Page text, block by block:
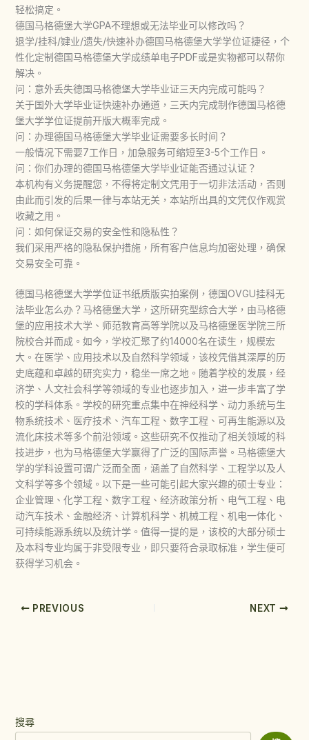
轻松搞定。
德国马格德堡大学GPA不理想或无法毕业可以修改吗？
退学/挂科/肄业/遗失/快速补办德国马格德堡大学学位证捷径，个
性化定制德国马格德堡大学成绩单电子PDF或是实物都可以帮你
解决。
问：意外丢失德国马格德堡大学毕业证三天内完成可能吗？
关于国外大学毕业证快速补办通道，三天内完成制作德国马格德
堡大学学位证提前开版大概率完成。
问：办理德国马格德堡大学毕业证需要多长时间？
一般情况下需要7工作日，加急服务可缩短至3-5个工作日。
问：你们办理的德国马格德堡大学毕业证能否通过认证？
本机构有义务提醒您，不得将定制文凭用于一切非法活动，否则
由此而引发的后果一律与本站无关，本站所出具的文凭仅作观赏
收藏之用。
问：如何保证交易的安全性和隐私性？
我们采用严格的隐私保护措施，所有客户信息均加密处理，确保
交易安全可靠。
德国马格德堡大学学位证书纸质版实拍案例，德国OVGU挂科无
法毕业怎么办？马格德堡大学，这所研究型综合大学，由马格德
堡的应用技术大学、师范教育高等学院以及马格德堡医学院三所
院校合并而成。如今，学校汇聚了约14000名在读生，规模宏
大。在医学、应用技术以及自然科学领域，该校凭借其深厚的历
史底蕴和卓越的研究实力，稳坐一席之地。随着学校的发展，经
济学、人文社会科学等领域的专业也逐步加入，进一步丰富了学
校的学科体系。学校的研究重点集中在神经科学、动力系统与生
物系统技术、医疗技术、汽车工程、数字工程、可再生能源以及
流化床技术等多个前沿领域。这些研究不仅推动了相关领域的科
技进步，也为马格德堡大学赢得了广泛的国际声誉。马格德堡大
学的学科设置可谓广泛而全面，涵盖了自然科学、工程学以及人
文科学等多个领域。以下是一些可能引起大家兴趣的硕士专业：
企业管理、化学工程、数字工程、经济政策分析、电气工程、电
动汽车技术、金融经济、计算机科学、机械工程、机电一体化、
可持续能源系统以及统计学。值得一提的是，该校的大部分硕士
及本科专业均属于非受限专业，即只要符合录取标准，学生便可
获得学习机会。
PREVIOUS NEXT
搜尋